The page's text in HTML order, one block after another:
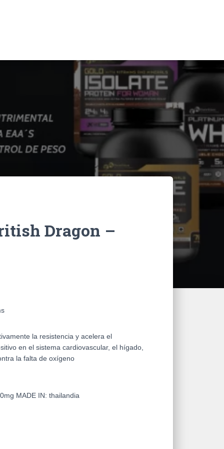
Dragon –
la resistencia y acelera el
en el sistema cardiovascular, el hígado,
la falta de oxígeno
MADE IN: thailandia